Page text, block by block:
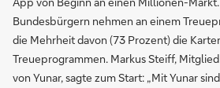
Bundesbürgern nehmen an einem
die Mehrheit davon (73 Prozent) die
Treueprogrammen. Markus Steiff,
von Yunar, sagte zum Start: „Mit Yunar